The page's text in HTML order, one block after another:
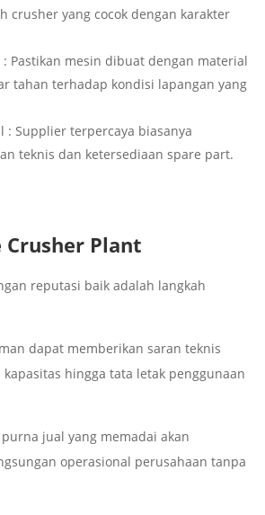
crusher yang cocok dengan karakter
: Pastikan mesin dibuat dengan material
tahan terhadap kondisi lapangan yang
: Supplier terpercaya biasanya
teknis dan ketersediaan spare part.
Crusher Plant
reputasi baik adalah langkah
dapat memberikan saran teknis
hingga tata letak penggunaan
jual yang memadai akan
operasional perusahaan tanpa